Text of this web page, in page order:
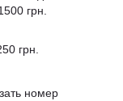
грн.
грн.
номер